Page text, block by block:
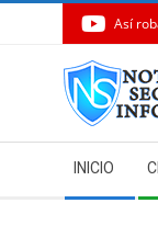
Así
Navigation
Menu
INICIO